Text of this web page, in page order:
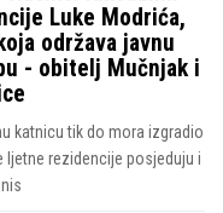
Luke Modrića,
održava javnu
- obitelj Mučnjak i
katnicu tik do mora izgradio
ljetne rezidencije posjeduju i